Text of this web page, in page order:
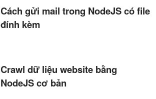
Cách gửi mail trong NodeJS có file
đính kèm
Crawl dữ liệu website bằng
NodeJS cơ bản